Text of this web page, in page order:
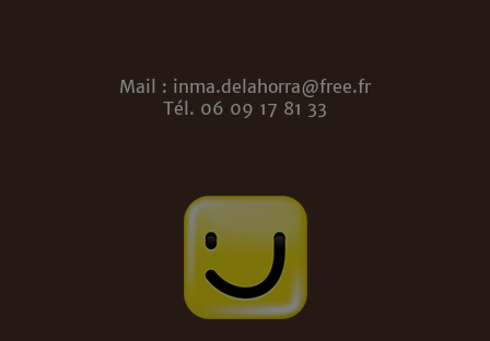
Mail : inma.delahorra@free.fr
Tél. 06 09 17 81 33